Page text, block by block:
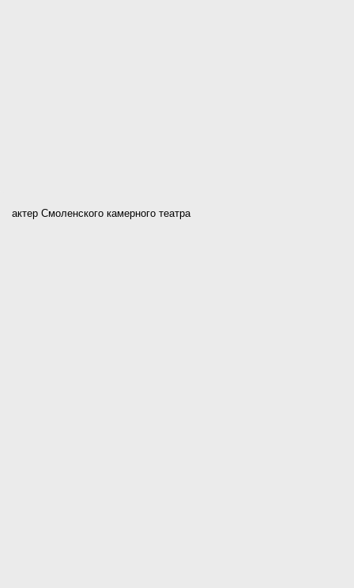
актер Смоленского камерного театра